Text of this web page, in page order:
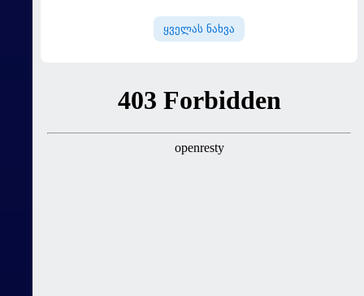
ყველას ნახვა